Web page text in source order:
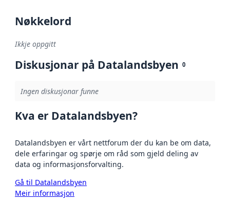
Nøkkelord
Ikkje oppgitt
Diskusjonar på Datalandsbyen 0
Ingen diskusjonar funne
Kva er Datalandsbyen?
Datalandsbyen er vårt nettforum der du kan be om data,
dele erfaringar og spørje om råd som gjeld deling av
data og informasjonsforvalting.
Gå til Datalandsbyen
Meir informasjon